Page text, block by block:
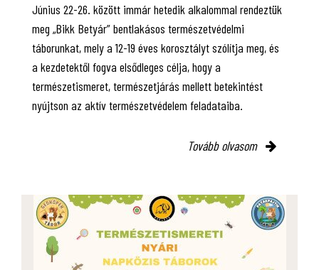
Június 22-26. között immár hetedik alkalommal rendeztük
meg „Bikk Betyár” bentlakásos természetvédelmi
táborunkat, mely a 12-19 éves korosztályt szólítja meg, és
a kezdetektől fogva elsődleges célja, hogy a
természetismeret, természetjárás mellett betekintést
nyújtson az aktív természetvédelem feladataiba.
Tovább olvasom